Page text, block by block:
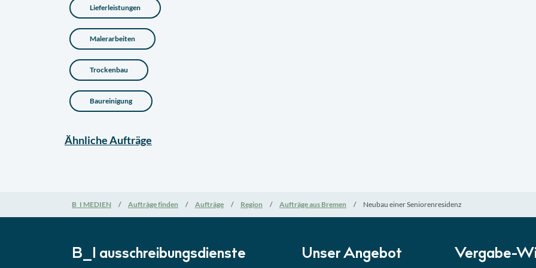
Lieferleistungen
Malerarbeiten
Trockenbau
Baureinigung
ÄhnlicheAufträge
B_I MEDIEN Aufträge finden Aufträge Region Aufträge aus Bremen Neubau einer Seniorenresidenz
B_I ausschreibungs­dienste Unser Angebot Vergabe-